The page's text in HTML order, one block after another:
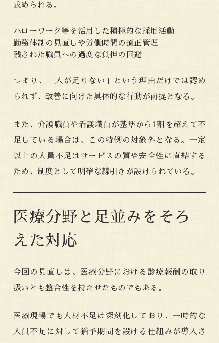
求められる。
ハローワーク等を活用した積極的な採用活動
勤務体制の見直しや労働時間の適正管理
残された職員への過度な負担の回避
つまり、「人が足りない」という理由だけでは認め
られず、改善に向けた具体的な行動が前提となる。
また、介護職員や看護職員が基準から1割を超えて不
足している場合は、この特例の対象外となる。一定
以上の人員不足はサービスの質や安全性に直結する
ため、制度として明確な線引きが設けられている。
医療分野と足並みをそろ
えた対応
今回の見直しは、医療分野における診療報酬の取り
扱いとも整合性を持たせたものでもある。
医療現場でも人材不足は深刻化しており、一時的な
人員不足に対して猶予期間を設ける仕組みが導入さ